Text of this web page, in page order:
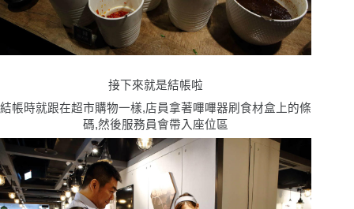
接下來就是結帳啦
結帳時就跟在超市購物一樣,店員拿著嗶嗶器刷食材盒上的條
碼,然後服務員會帶入座位區